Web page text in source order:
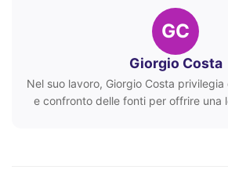
GC
Giorgio Costa
Nel suo lavoro, Giorgio Costa
e confronto delle fonti per offrire una